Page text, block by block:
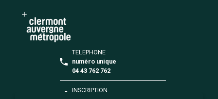
TELEPHONE
numéro unique
04 43 762 762
INSCRIPTION